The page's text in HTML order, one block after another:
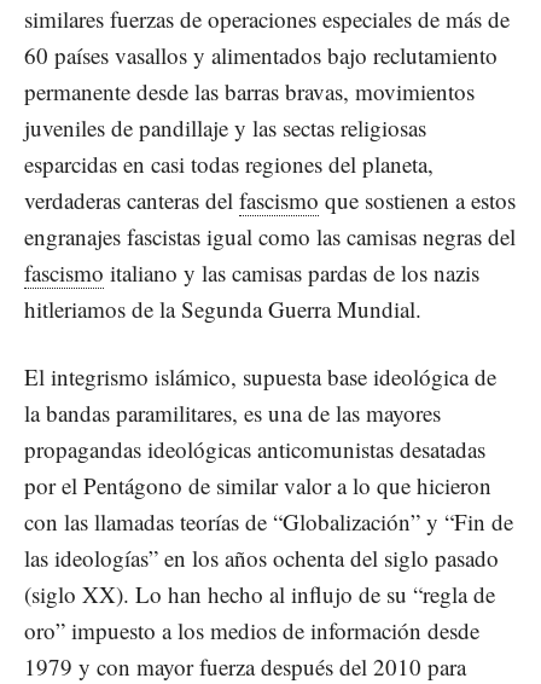
similares fuerzas de operaciones especiales de más de
60 países vasallos y alimentados bajo reclutamiento
permanente desde las barras bravas, movimientos
juveniles de pandillaje y las sectas religiosas
esparcidas en casi todas regiones del planeta,
verdaderas canteras del fascismo que sostienen a estos
engranajes fascistas igual como las camisas negras del
fascismo italiano y las camisas pardas de los nazis
hitleriamos de la Segunda Guerra Mundial.
El integrismo islámico, supuesta base ideológica de
la bandas paramilitares, es una de las mayores
propagandas ideológicas anticomunistas desatadas
por el Pentágono de similar valor a lo que hicieron
con las llamadas teorías de “Globalización” y “Fin de
las ideologías” en los años ochenta del siglo pasado
(siglo XX). Lo han hecho al influjo de su “regla de
oro” impuesto a los medios de información desde
1979 y con mayor fuerza después del 2010 para